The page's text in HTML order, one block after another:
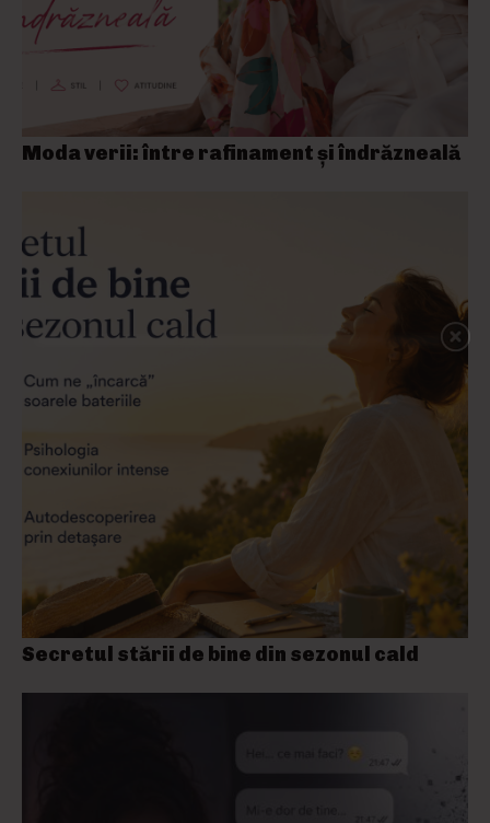
Moda verii: între rafinament și îndrăzneală
Secretul stării de bine din sezonul cald